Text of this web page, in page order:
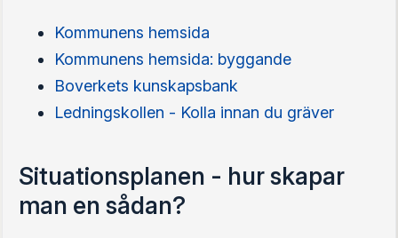
Kommunens hemsida
Kommunens hemsida: byggande
Boverkets kunskapsbank
Ledningskollen - Kolla innan du gräver
Situationsplanen - hur skapar
man en sådan?